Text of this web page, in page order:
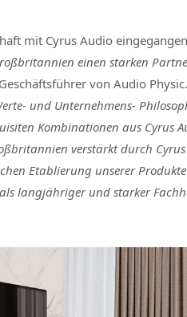
mit Cyrus Audio
einen starken
von Audio Physic.
und Unternehmens-
Kombinationen aus Cyrus
verstärkt durch
Etablierung unserer
langjähriger und starker